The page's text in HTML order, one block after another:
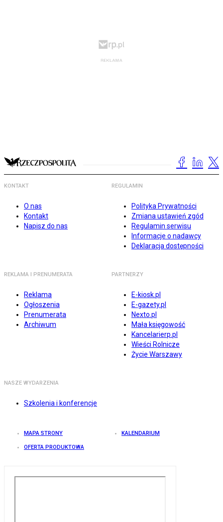
KONTAKT
O nas
Kontakt
Napisz do nas
REGULAMIN
Polityka Prywatności
Zmiana ustawień zgód
Regulamin serwisu
Informacje o nadawcy
Deklaracja dostępności
REKLAMA I PRENUMERATA
Reklama
Ogłoszenia
Prenumerata
Archiwum
PARTNERZY
E-kiosk.pl
E-gazety.pl
Nexto.pl
Mała księgowość
Kancelarierp.pl
Wieści Rolnicze
Życie Warszawy
NASZE WYDARZENIA
Szkolenia i konferencje
MAPA STRONY KALENDARIUM
OFERTA PRODUKTOWA